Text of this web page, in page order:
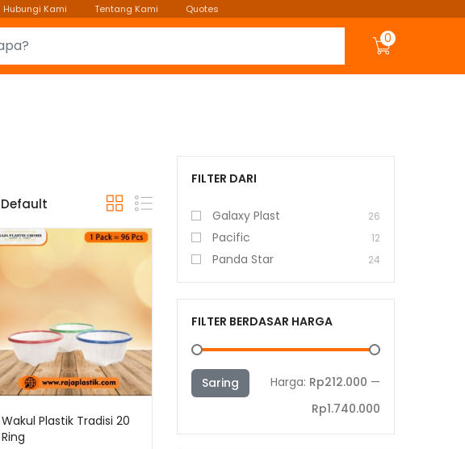
Hubungi Kami Tentang Kami Quotes
0
Wakul Plastik Tradisi 20
Ring
FILTER DARI
Galaxy Plast 26
Pacific 12
Panda Star 24
FILTER BERDASAR HARGA
Saring Harga: Rp212.000 —
Rp1.740.000